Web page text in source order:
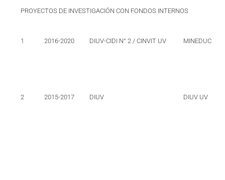
PROYECTOS DE INVESTIGACIÓN CON FONDOS INTERNOS
1 2016-2020 DIUV-CIDI N° 2 / CINVIT UV MINEDUC
2 2015-2017 DIUV DIUV UV